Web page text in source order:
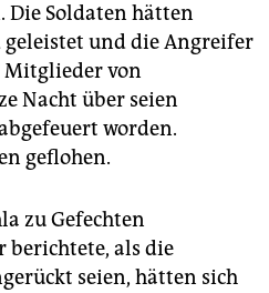
Soldaten hätten
und die Angreifer
von
Nacht über seien
worden.
geflohen.
zu Gefechten
berichtete, als die
seien, hätten sich